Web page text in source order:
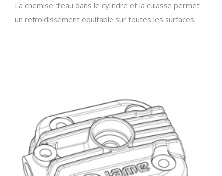
La chemise d’eau dans le cylindre et la culasse permet
un refroidissement équitable sur toutes les surfaces.